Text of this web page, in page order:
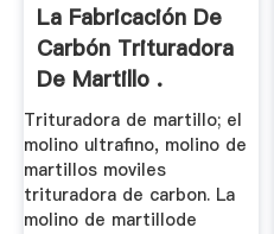
La Fabricación De
Carbón Trituradora
De Martillo .
Trituradora de martillo; el
molino ultrafino, molino de
martillos moviles
trituradora de carbon. La
molino de martillode